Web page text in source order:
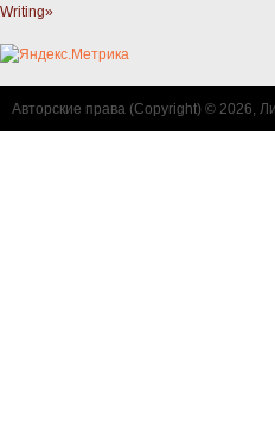
Writing»
Авторские права (Copyright) © 2026,